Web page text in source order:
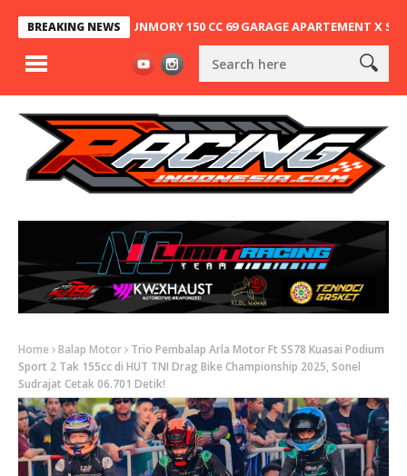
BREAKING NEWS
NINJA 2T SUNMORY 150 CC 69 GARAGE APARTEMENT X SA63
Home Balap Motor
Trio Pembalap Arla Motor Ft SS78 Kuasai Podium
Sport 2 Tak 155cc di HUT TNI Drag Bike Championship 2025, Sonel
Sudrajat Cetak 06.701 Detik!